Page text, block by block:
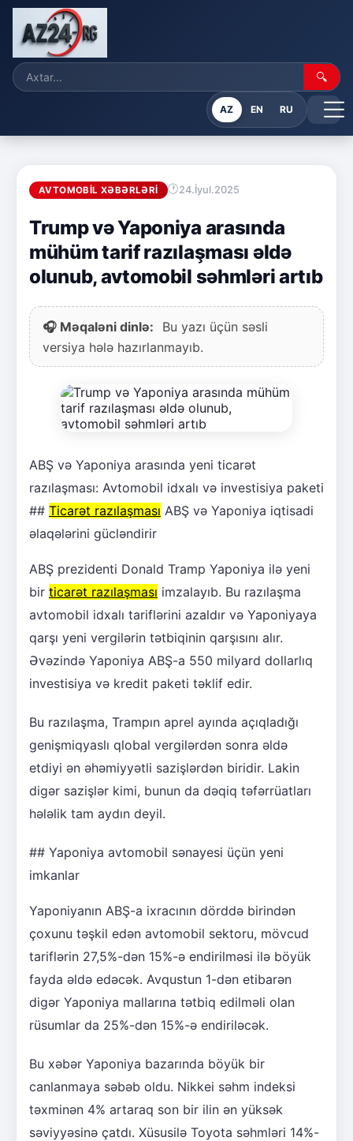
🔍
AZ EN RU
AVTOMOBIL XƏBƏRLƏRI 24.İyul.2025
Trump və Yaponiya arasında
mühüm tarif razılaşması əldə
olunub, avtomobil səhmləri artıb
🎧 Məqaləni dinlə:
Bu yazı üçün səsli
versiya hələ hazırlanmayıb.
ABŞ və Yaponiya arasında yeni ticarət
razılaşması: Avtomobil idxalı və investisiya paketi
## Ticarət razılaşması ABŞ və Yaponiya iqtisadi
əlaqələrini gücləndirir
ABŞ prezidenti Donald Tramp Yaponiya ilə yeni
bir ticarət razılaşması imzalayıb. Bu razılaşma
avtomobil idxalı tariflərini azaldır və Yaponiyaya
qarşı yeni vergilərin tətbiqinin qarşısını alır.
Əvəzində Yaponiya ABŞ-a 550 milyard dollarlıq
investisiya və kredit paketi təklif edir.
Bu razılaşma, Trampın aprel ayında açıqladığı
genişmiqyaslı qlobal vergilərdən sonra əldə
etdiyi ən əhəmiyyətli sazişlərdən biridir. Lakin
digər sazişlər kimi, bunun da dəqiq təfərrüatları
hələlik tam aydın deyil.
## Yaponiya avtomobil sənayesi üçün yeni
imkanlar
Yaponiyanın ABŞ-a ixracının dörddə birindən
çoxunu təşkil edən avtomobil sektoru, mövcud
tariflərin 27,5%-dən 15%-ə endirilməsi ilə böyük
fayda əldə edəcək. Avqustun 1-dən etibarən
digər Yaponiya mallarına tətbiq edilməli olan
rüsumlar da 25%-dən 15%-ə endiriləcək.
Bu xəbər Yaponiya bazarında böyük bir
canlanmaya səbəb oldu. Nikkei səhm indeksi
təxminən 4% artaraq son bir ilin ən yüksək
səviyyəsinə çatdı. Xüsusilə Toyota səhmləri 14%-